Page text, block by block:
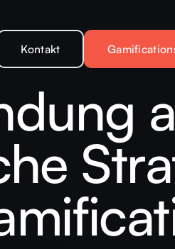
Kontakt